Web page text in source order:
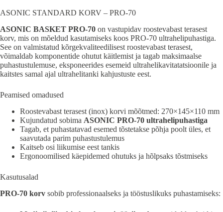
ASONIC STANDARD KORV – PRO-70
ASONIC BASKET PRO-70 on vastupidav roostevabast terasest
korv, mis on mõeldud kasutamiseks koos PRO-70 ultrahelipuhastiga.
See on valmistatud kõrgekvaliteedilisest roostevabast terasest,
võimaldab komponentide ohutut käitlemist ja tagab maksimaalse
puhastustulemuse, eksponeerides esemeid ultrahelikavitatatsioonile ja
kaitstes samal ajal ultrahelitanki kahjustuste eest.
Peamised omadused
Roostevabast terasest (inox) korvi mõõtmed: 270×145×110 mm
Kujundatud sobima ASONIC PRO-70 ultrahelipuhastiga
Tagab, et puhastatavad esemed tõstetakse põhja poolt üles, et
saavutada parim puhastustulemus
Kaitseb osi liikumise eest tankis
Ergonoomilised käepidemed ohutuks ja hõlpsaks tõstmiseks
Kasutusalad
PRO-70 korv sobib professionaalseks ja tööstuslikuks puhastamiseks: